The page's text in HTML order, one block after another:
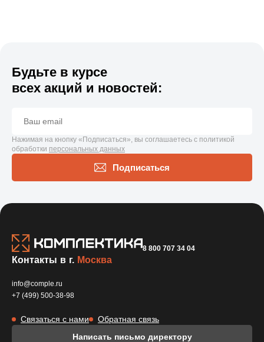
Будьте в курсе
всех акций и новостей:
Нажимая на кнопку «Подписаться», вы соглашаетесь с политикой
обработки персональных данных
Подписаться
8 800 707 34 04
Написать письмо директору
Контакты в г. Москва
info@comple.ru
+7 (499) 500-38-98
Связаться с нами Обратная связь